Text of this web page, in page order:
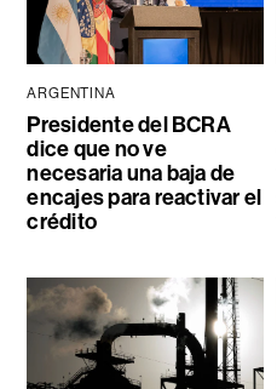
ARGENTINA
Presidente del BCRA
dice que no ve
necesaria una baja de
encajes para reactivar el
crédito